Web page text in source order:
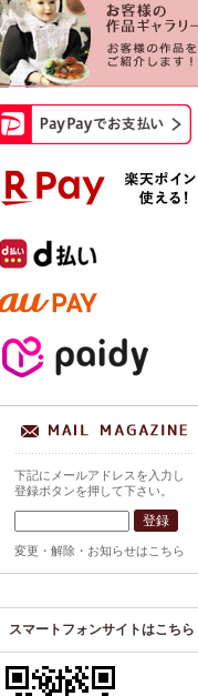
下記にメールアドレスを入力し
登録ボタンを押して下さい。
変更・解除・お知らせはこちら
スマートフォンサイトはこちら